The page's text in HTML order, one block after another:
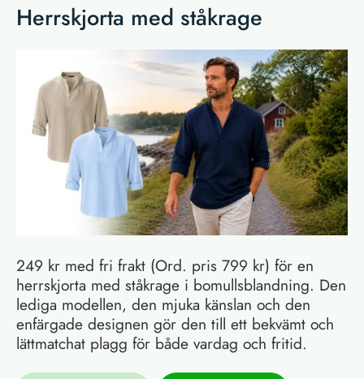
Herrskjorta med ståkrage
249 kr med fri frakt (Ord. pris 799 kr) för en
herrskjorta med ståkrage i bomullsblandning. Den
lediga modellen, den mjuka känslan och den
enfärgade designen gör den till ett bekvämt och
lättmatchat plagg för både vardag och fritid.